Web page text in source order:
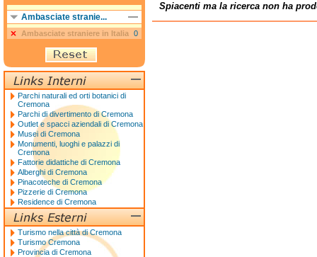
Spiacenti ma la ricerca non ha
Ambasciate stranie...
Ambasciate straniere in Italia 0
Parchi naturali ed orti botanici di
Cremona
Parchi di divertimento di Cremona
Outlet e spacci aziendali di Cremona
Musei di Cremona
Monumenti, luoghi e palazzi di
Cremona
Fattorie didattiche di Cremona
Alberghi di Cremona
Pinacoteche di Cremona
Pizzerie di Cremona
Residence di Cremona
Turismo nella città di Cremona
Turismo Cremona
Provincia di Cremona